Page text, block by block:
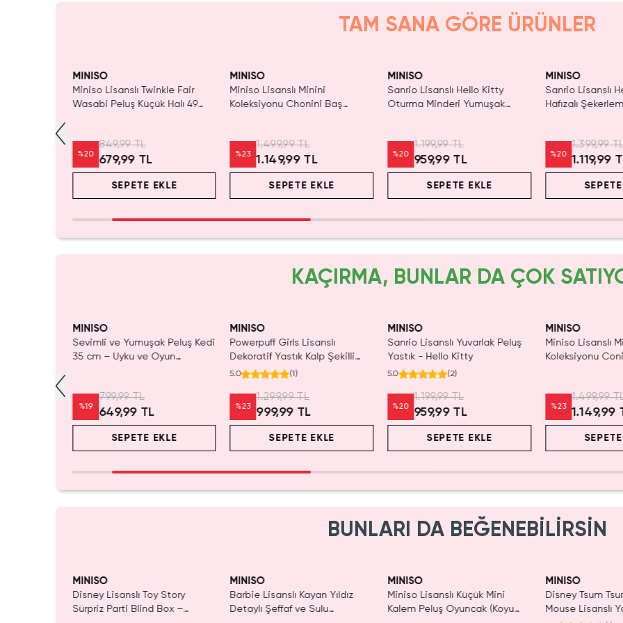
TAM SANA GÖRE ÜRÜNLER
MINISO
Miniso Lisanslı Twinkle Fair
Wasabi Peluş Küçük Halı 49
%20
849,99 TL
679,99 TL
SEPETE EKLE
MINISO
Miniso Lisanslı Minini
Koleksiyonu Chonini Baş
%23
1.499,99 TL
1.149,99 TL
SEPETE EKLE
MINISO
Sanrio Lisanslı Hello Kitty
Oturma Minderi Yumuşak
%20
1.199,99 TL
959,99 TL
SEPETE EKLE
MINISO
Sanrio Lisanslı
Hafızalı
Dekoratif Yastık
%20
1.399,99
1.119,99
KAÇIRMA, BUNLAR DA ÇOK
MINISO
Sevimli ve Yumuşak Peluş Kedi
35 cm – Uyku ve Oyun
%19
799,99 TL
649,99 TL
SEPETE EKLE
MINISO
Powerpuff Girls Lisanslı
Dekoratif Yastık Kalp Şekilli
Yumuşak Dokulu 40 Cm
5.0 (1)
%23
1.299,99 TL
999,99 TL
SEPETE EKLE
MINISO
Sanrio Lisanslı Yuvarlak Peluş
Yastık - Hello Kitty
5.0 (2)
%20
1.199,99 TL
959,99 TL
SEPETE EKLE
MINISO
Miniso Lisanslı
Koleksiyonu
%23
1.499,99
1.149,99
BUNLARI DA BEĞENEBİLİRSİN
MINISO
Disney Lisanslı Toy Story
Sürpriz Parti Blind Box –
MINISO
Barbie Lisanslı Kayan Yıldız
Detaylı Şeffaf ve Sulu
MINISO
Miniso Lisanslı Küçük Mini
Kalem Peluş Oyuncak (Koyu
MINISO
Disney Tsum
Mouse Lisanslı